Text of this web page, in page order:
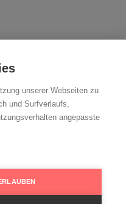
von 12 bis 18 Uhr
unserer Webseiten zu
und Surfverlaufs,
angepasste